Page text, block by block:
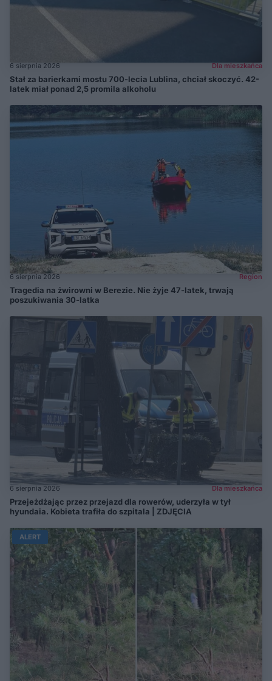
6 sierpnia 2026 Dla mieszkańca
Stał za barierkami mostu 700-lecia Lublina, chciał skoczyć. 42-
latek miał ponad 2,5 promila alkoholu
6 sierpnia 2026 Region
Tragedia na żwirowni w Berezie. Nie żyje 47-latek, trwają
poszukiwania 30-latka
6 sierpnia 2026 Dla mieszkańca
Przejeżdżając przez przejazd dla rowerów, uderzyła w tył
hyundaia. Kobieta trafiła do szpitala | ZDJĘCIA
ALERT